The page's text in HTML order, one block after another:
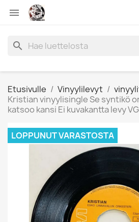

search
Etusivulle Vinyylilevyt
Kristian vinyylisingle Se syntikö
katsoo kansi Ei kuvakantta levy
LOPPUNUT VARASTOSTA